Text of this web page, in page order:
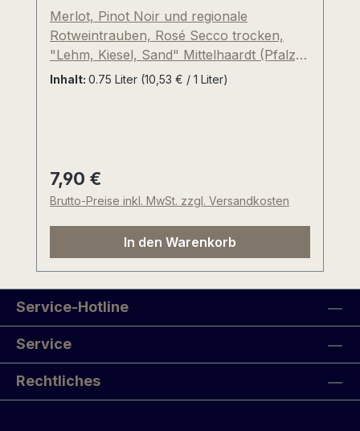
Merlot, Pinot Noir und regionale
Rotweintrauben, Rosé Secco trocken,
"Lehm, Kiesel, Sand" Mittelhaardt (Pfalz).
Als Gastgeber des Europa Weinfestivals
leichten 11,5%vol und kräftiger
Kohlensäure. Eine Besonderheit ist der
hohe Anteil an Merlot, der den Duft nach
Weinbergspfirsich, Pflaume und Himbeere
einbringt. Der Sommer kann kommen...
Inhalt: 0.75 Liter (10,53 € / 1 Liter)
Regulärer Preis:
7,90 €
Brutto-Preise inkl. MwSt. zzgl. Versandkosten
In den Warenkorb
Service-Hotline
Service
Rechtliches